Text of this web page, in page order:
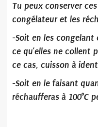
Tu peux conserver
congélateur et les
-Soit en les
ce qu’elles ne collent
ce cas, cuisson à
-Soit en le faisant
réchaufferas à 100°C